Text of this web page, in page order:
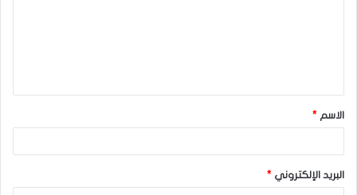
ق
*
الاسم *
البريد الإلكتروني *